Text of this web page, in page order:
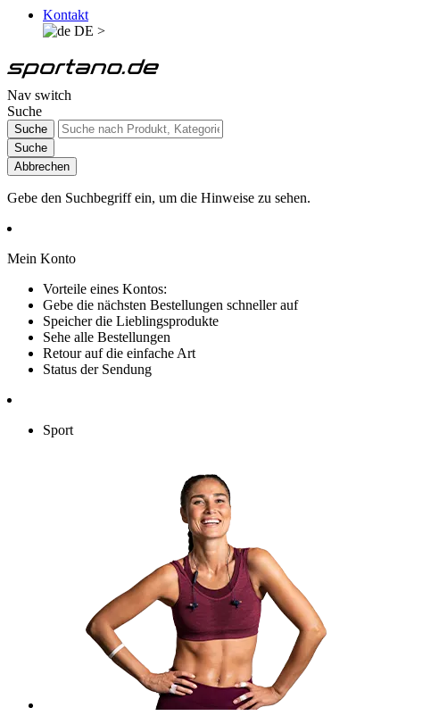
Kontakt
DE >
Nav switch
Suche
Suche
Suche
Abbrechen
Gebe den Suchbegriff ein, um die Hinweise zu sehen.
Mein Konto
Vorteile eines Kontos:
Gebe die nächsten Bestellungen schneller auf
Speicher die Lieblingsprodukte
Sehe alle Bestellungen
Retour auf die einfache Art
Status der Sendung
Sport